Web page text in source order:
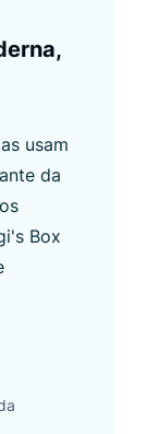
usam
da
Box